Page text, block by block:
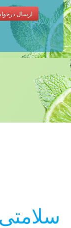
ارسال